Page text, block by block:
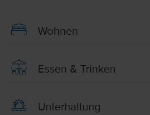
Wohnen
Essen & Trinken
Unterhaltung